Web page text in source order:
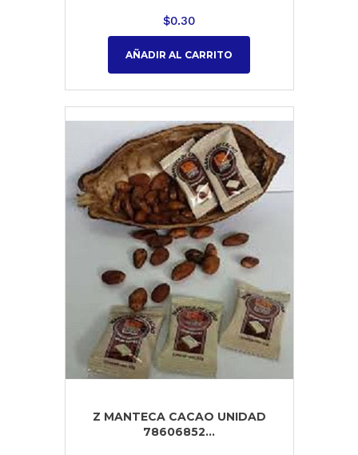
$0.30
AÑADIR AL CARRITO
Z MANTECA CACAO UNIDAD
78606852...